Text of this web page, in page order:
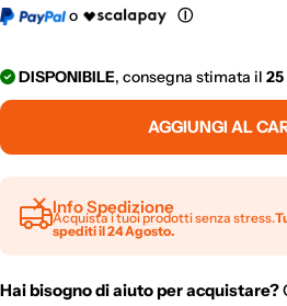
o
Ⓘ
DISPONIBILE, consegna stimata il
AGGIUNGI AL
Info Spedizione
Acquista i tuoi prodotti senza stress.
spediti il 24 Agosto.
Hai bisogno di aiuto per acquistare?